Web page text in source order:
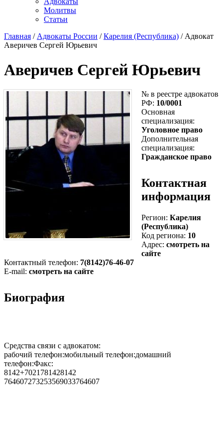
Молитвы
Статьи
Главная / Адвокаты России /Карелия (Республика) / Адвокат
Аверичев Сергей Юрьевич
Аверичев Сергей Юрьевич
№ в реестре адвокатов
РФ: 10/0001
Основная
специализация:
Уголовное право
Дополнительная
специализация:
Гражданское право
Контактная
информация
Регион: Карелия
(Республика)
Код региона: 10
Адрес: смотреть на
сайте
Контактный телефон: 7(8142)76-46-07
E-mail: смотреть на сайте
Биография
Средства связи с адвокатом:
рабочий телефон:мобильный телефон:домашний
телефон:Факс:
8142+7021781428142
764607273253569033764607